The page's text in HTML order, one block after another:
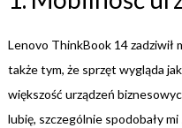
Lenovo ThinkBook 14 zadziwił
także tym, że sprzęt wygląda
większość urządzeń
lubię, szczególnie spodobały